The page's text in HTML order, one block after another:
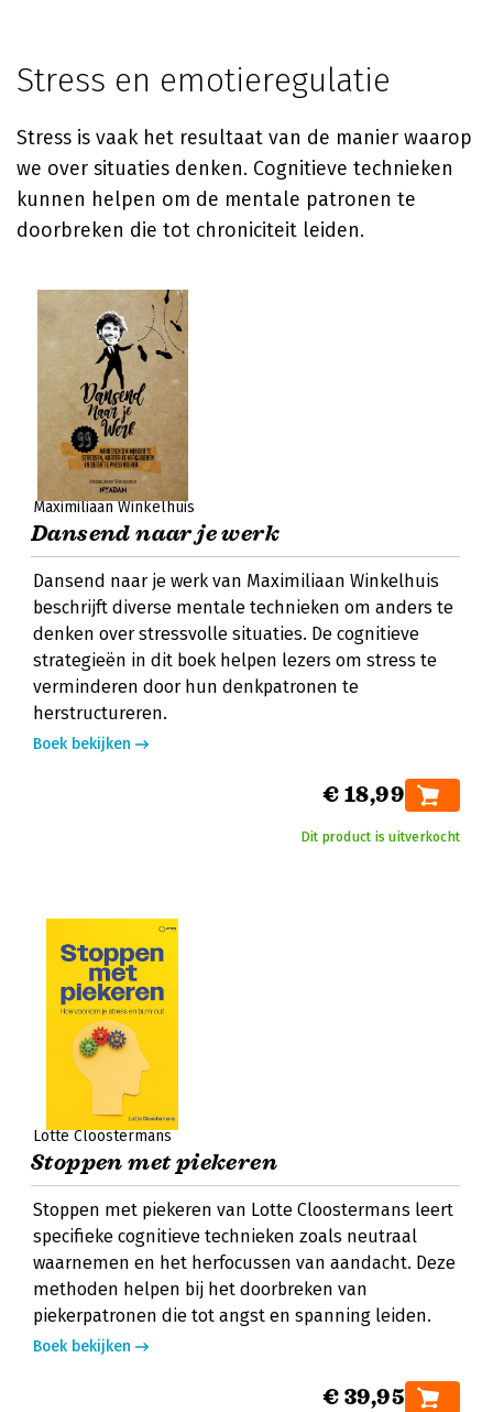
Stress en emotieregulatie
Stress is vaak het resultaat van de manier waarop
we over situaties denken. Cognitieve technieken
kunnen helpen om de mentale patronen te
doorbreken die tot chroniciteit leiden.
Maximiliaan Winkelhuis
Dansend naar je werk
Dansend naar je werk van Maximiliaan Winkelhuis
beschrijft diverse mentale technieken om anders te
denken over stressvolle situaties. De cognitieve
strategieën in dit boek helpen lezers om stress te
verminderen door hun denkpatronen te
herstructureren.
Boek bekijken
€ 18,99
Dit product is uitverkocht
Lotte Cloostermans
Stoppen met piekeren
Stoppen met piekeren van Lotte Cloostermans leert
specifieke cognitieve technieken zoals neutraal
waarnemen en het herfocussen van aandacht. Deze
methoden helpen bij het doorbreken van
piekerpatronen die tot angst en spanning leiden.
Boek bekijken
€ 39,95